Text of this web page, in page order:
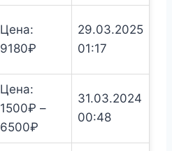
1500₽
95000₽
Цена:
9180₽
29.03.2025
01:17
Цена:
1500₽ –
6500₽
цен:
31.03.2024
00:48